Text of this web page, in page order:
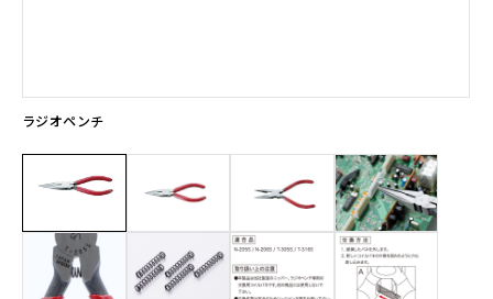
ラジオペンチ